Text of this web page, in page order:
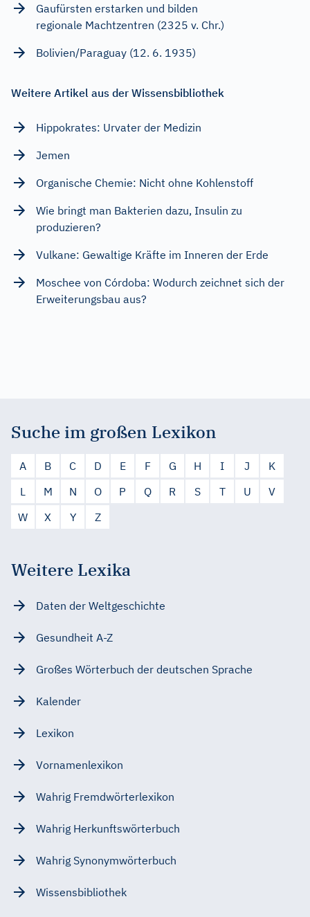
Gaufürsten erstarken und bilden
regionale Machtzentren (2325 v. Chr.)
Bolivien/Paraguay (12. 6. 1935)
Weitere Artikel aus der Wissensbibliothek
Hippokrates: Urvater der Medizin
Jemen
Organische Chemie: Nicht ohne Kohlenstoff
Wie bringt man Bakterien dazu, Insulin zu
produzieren?
Vulkane: Gewaltige Kräfte im Inneren der Erde
Moschee von Córdoba: Wodurch zeichnet sich der
Erweiterungsbau aus?
Suche im großen Lexikon
A B C D E F G H I J
K
L
M N O P Q R S T U
V
W
X Y Z
Weitere Lexika
Daten der Weltgeschichte
Gesundheit A-Z
Großes Wörterbuch der deutschen Sprache
Kalender
Lexikon
Vornamenlexikon
Wahrig Fremdwörterlexikon
Wahrig Herkunftswörterbuch
Wahrig Synonymwörterbuch
Wissensbibliothek